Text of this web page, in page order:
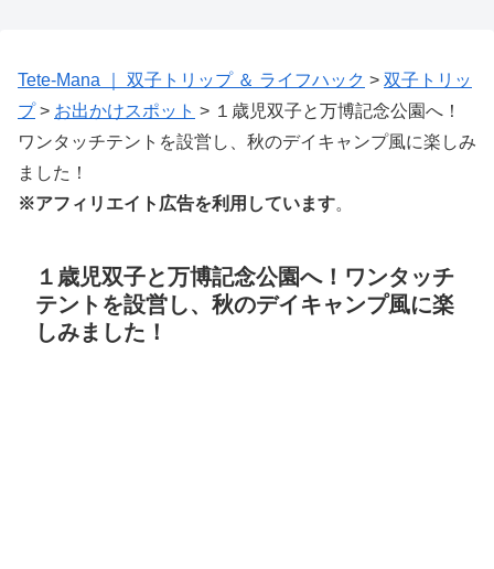
Tete-Mana ｜ 双子トリップ ＆ ライフハック > 双子トリッ
プ> お出かけスポット > １歳児双子と万博記念公園へ！
ワンタッチテントを設営し、秋のデイキャンプ風に楽しみ
ました！
※アフィリエイト広告を利用しています。
１歳児双子と万博記念公園へ！ワンタッチ
テントを設営し、秋のデイキャンプ風に楽
しみました！